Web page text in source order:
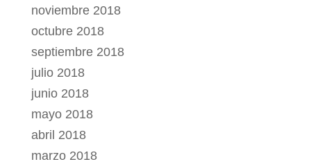
noviembre 2018
octubre 2018
septiembre 2018
julio 2018
junio 2018
mayo 2018
abril 2018
marzo 2018